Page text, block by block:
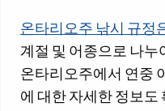
온타리오주 낚시 규정
계절 및 어종으로 나누
온타리오주에서 연중
에 대한 자세한 정보도